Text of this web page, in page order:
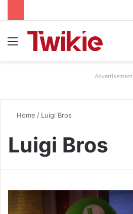
Advertisement
Home / Luigi Bros
Luigi Bros